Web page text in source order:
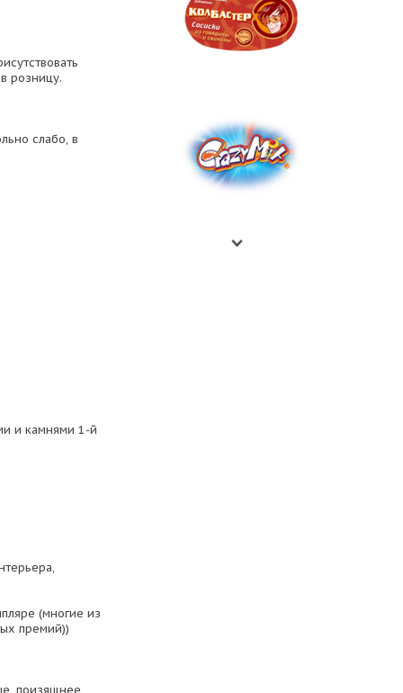
розницу.
слабо, в
и камнями 1-й
(многие из
премий))
поизящнее,